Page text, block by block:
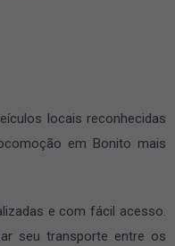
locais reconhecidas
em Bonito mais
e com fácil acesso.
seu transporte entre os